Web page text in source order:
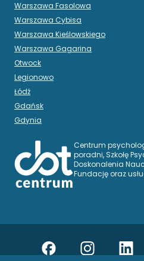
Centrum
poradni, Szkołę
Doskonalenia
Fundację oraz
Warszawa Fasolowa
Warszawa Cybisa
Warszawa Kieślowskiego
Warszawa Gagarina
Otwock
Legionowo
Łódź
Gdańsk
Gdynia